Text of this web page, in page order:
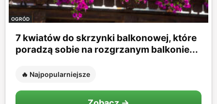
OGRÓD
7 kwiatów do skrzynki balkonowej, które
poradzą sobie na rozgrzanym balkonie...
🔥 Najpopularniejsze